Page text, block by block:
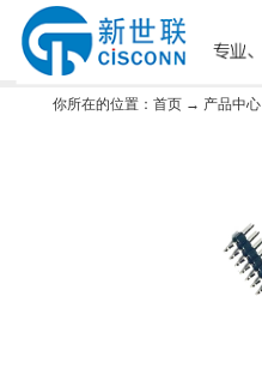
你所在的位置： 首页 → 产品中心